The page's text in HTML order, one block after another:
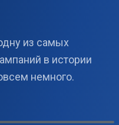
из самых
в истории
немного.